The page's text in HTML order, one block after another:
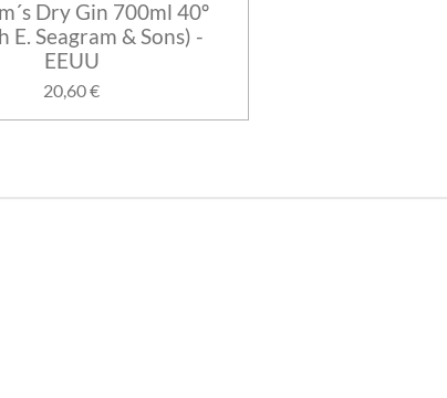
Dry Gin 700ml 40º
E. Seagram & Sons) -
EEUU
20,60 €